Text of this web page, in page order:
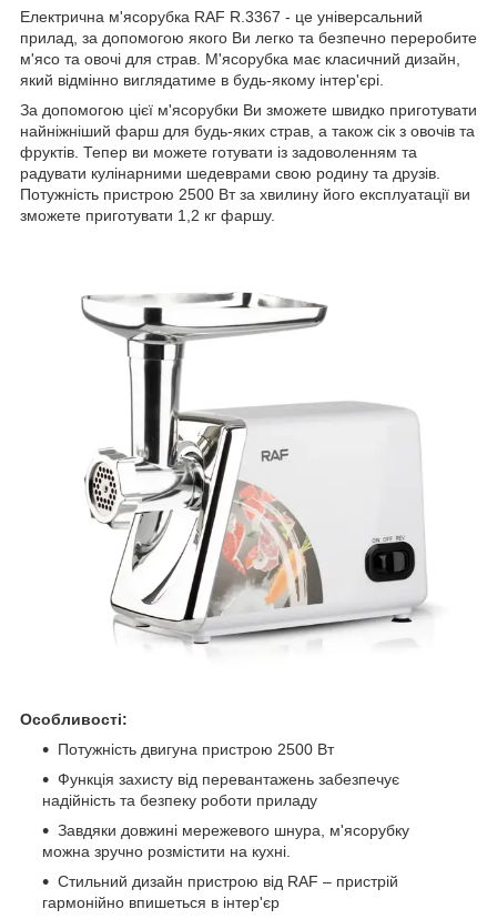
Електрична м'ясорубка RAF R.3367 - це універсальний
прилад, за допомогою якого Ви легко та безпечно переробите
м'ясо та овочі для страв. М'ясорубка має класичний дизайн,
який відмінно виглядатиме в будь-якому інтер'єрі.
За допомогою цієї м'ясорубки Ви зможете швидко приготувати
найніжніший фарш для будь-яких страв, а також сік з овочів та
фруктів. Тепер ви можете готувати із задоволенням та
радувати кулінарними шедеврами свою родину та друзів.
Потужність пристрою 2500 Вт за хвилину його експлуатації ви
зможете приготувати 1,2 кг фаршу.
Особливості:
Потужність двигуна пристрою 2500 Вт
Функція захисту від перевантажень забезпечує
надійність та безпеку роботи приладу
Завдяки довжині мережевого шнура, м'ясорубку
можна зручно розмістити на кухні.
Стильний дизайн пристрою від RAF – пристрій
гармонійно впишеться в інтер'єр